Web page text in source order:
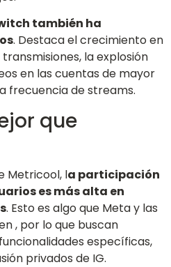
también ha
. Destaca el crecimiento en
la explosión
en las cuentas de mayor
frecuencia de streams.
que
Metricool, la participación
es más alta en
. Esto es algo que Meta y las
, por lo que buscan
específicas,
privados de IG.